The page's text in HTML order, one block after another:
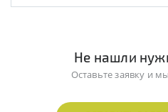
Не нашли
Оставьте заявку и